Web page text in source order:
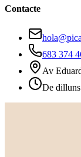
Contacte
683 374
Av
De